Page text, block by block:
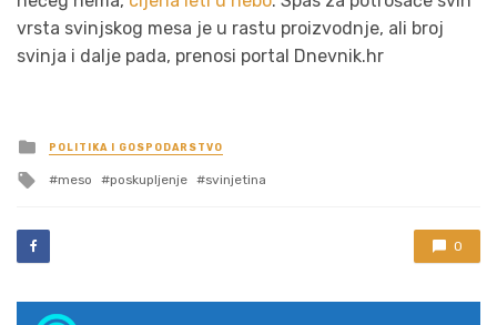
vrsta svinjskog mesa je u rastu proizvodnje, ali broj
svinja i dalje pada, prenosi portal Dnevnik.hr
Posted
in
POLITIKA I GOSPODARSTVO
Tagged
meso poskupljenje svinjetina
0